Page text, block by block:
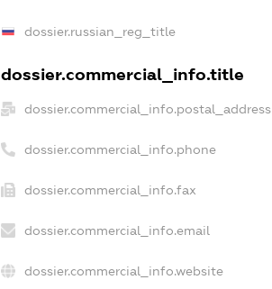
dossier.russian_reg_title
dossier.commercial_info.title
dossier.commercial_info.postal_address
dossier.commercial_info.phone
dossier.commercial_info.fax
dossier.commercial_info.email
dossier.commercial_info.website